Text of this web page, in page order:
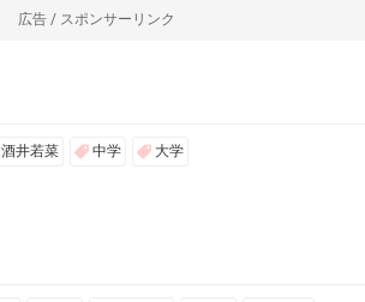
広告 / スポンサーリンク
酒井若菜 中学 大学